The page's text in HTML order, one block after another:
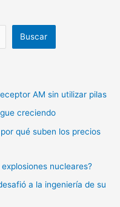
Buscar
AM sin utilizar pilas
creciendo
qué suben los precios
nucleares?
a la ingeniería de su